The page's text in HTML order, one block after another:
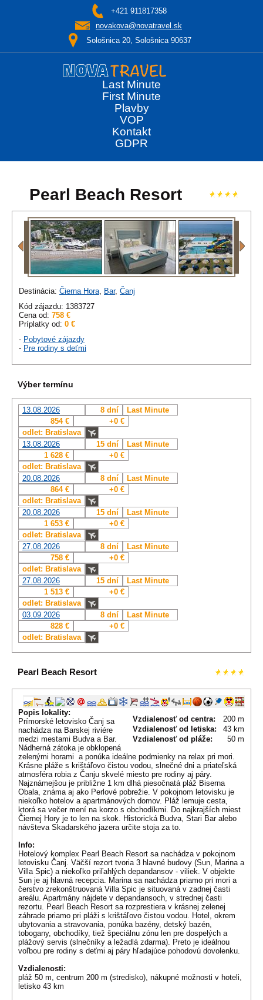
+421 911817358
novakova@novatravel.sk
Sološnica 20, Sološnica 90637
Last Minute
First Minute
Plavby
VOP
Kontakt
GDPR
Pearl Beach Resort
Destinácia: Čierna Hora Bar, Čanj
Kód zájazdu: 1383727
Cena od: 758 €
Príplatky od: 0 €
- Pobytové zájazdy
- Pre rodiny s deťmi
Výber termínu
13.08.2026 8 dní
Last Minute
854 €
+0 €
odlet: Bratislava
13.08.2026
15 dní
Last Minute
1 628 €
+0 €
odlet: Bratislava
20.08.2026
8 dní
Last Minute
864 €
+0 €
odlet: Bratislava
20.08.2026
15 dní
Last Minute
1 653 €
+0 €
odlet: Bratislava
27.08.2026
8 dní
Last Minute
758 €
+0 €
odlet: Bratislava
27.08.2026
15 dní
Last Minute
1 513 €
+0 €
odlet: Bratislava
03.09.2026
8 dní
Last Minute
828 €
+0 €
odlet: Bratislava
Pearl Beach Resort
Vzdialenosť od centra:
200 m
Vzdialenosť od letiska:
43 km
Vzdialenosť od pláže:
50 m
Popis lokality:
Prímorské letovisko Čanj sa
nachádza na Barskej riviére
medzi mestami Budva a Bar.
Nádherná zátoka je obklopená
zelenými horami a ponúka ideálne podmienky na relax pri mori.
Krásne pláže s krištáľovo čistou vodou, slnečné dni a priateľská
atmosféra robia z Čanju skvelé miesto pre rodiny aj páry.
Najznámejšou je približne 1 km dlhá piesočnatá pláž Biserna
Obala, známa aj ako Perlové pobrežie. V pokojnom letovisku je
niekoľko hotelov a apartmánových domov. Pláž lemuje cesta,
ktorá sa večer mení na korzo s obchodíkmi. Do najkrajších miest
Čiernej Hory je to len na skok. Historická Budva, Stari Bar alebo
návšteva Skadarského jazera určite stoja za to.
Info:
Hotelový komplex Pearl Beach Resort sa nachádza v pokojnom
letovisku Čanj. Väčší rezort tvoria 3 hlavné budovy (Sun, Marina a
Villa Spic) a niekoľko priľahlých depandansov - viliek. V objekte
Sun je aj hlavná recepcia. Marina sa nachádza priamo pri mori a
čerstvo zrekonštruovaná Villa Spic je situovaná v zadnej časti
areálu. Apartmány nájdete v depandansoch, v strednej časti
rezortu. Pearl Beach Resort sa rozprestiera v krásnej zelenej
záhrade priamo pri pláži s krištáľovo čistou vodou. Hotel, okrem
ubytovania a stravovania, ponúka bazény, detský bazén,
tobogany, obchodíky, tiež špeciálnu zónu len pre dospelých a
plážový servis (slnečníky a ležadlá zdarma). Preto je ideálnou
voľbou pre rodiny s deťmi aj páry hľadajúce pohodovú dovolenku.
Vzdialenosti:
pláž 50 m, centrum 200 m (stredisko), nákupné možnosti v hoteli,
letisko 43 km